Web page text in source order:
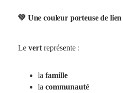
💚 Une couleur porteuse de
Le vert représente :
la famille
la communauté